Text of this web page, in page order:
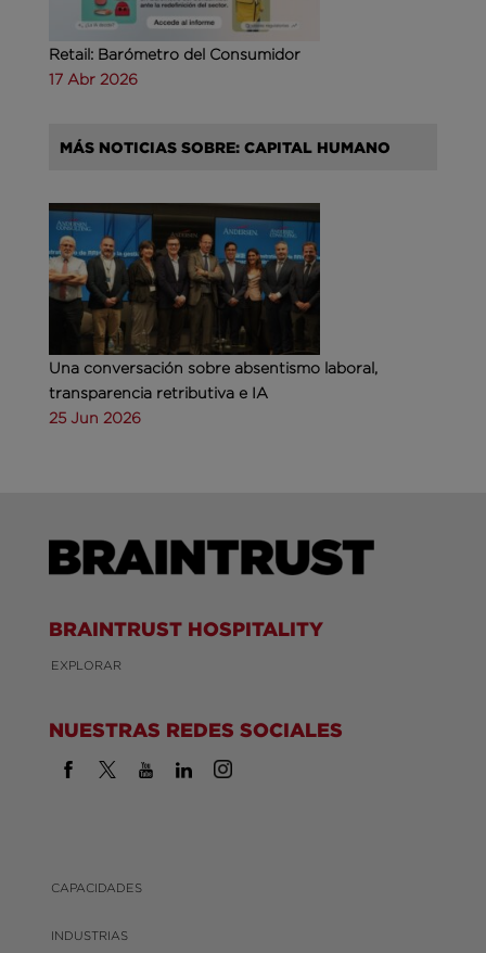
Retail: Barómetro del Consumidor
17 Abr 2026
MÁS NOTICIAS SOBRE: CAPITAL HUMANO
Una conversación sobre absentismo laboral,
transparencia retributiva e IA
25 Jun 2026
BRAINTRUST HOSPITALITY
EXPLORAR
NUESTRAS REDES SOCIALES
CAPACIDADES
INDUSTRIAS